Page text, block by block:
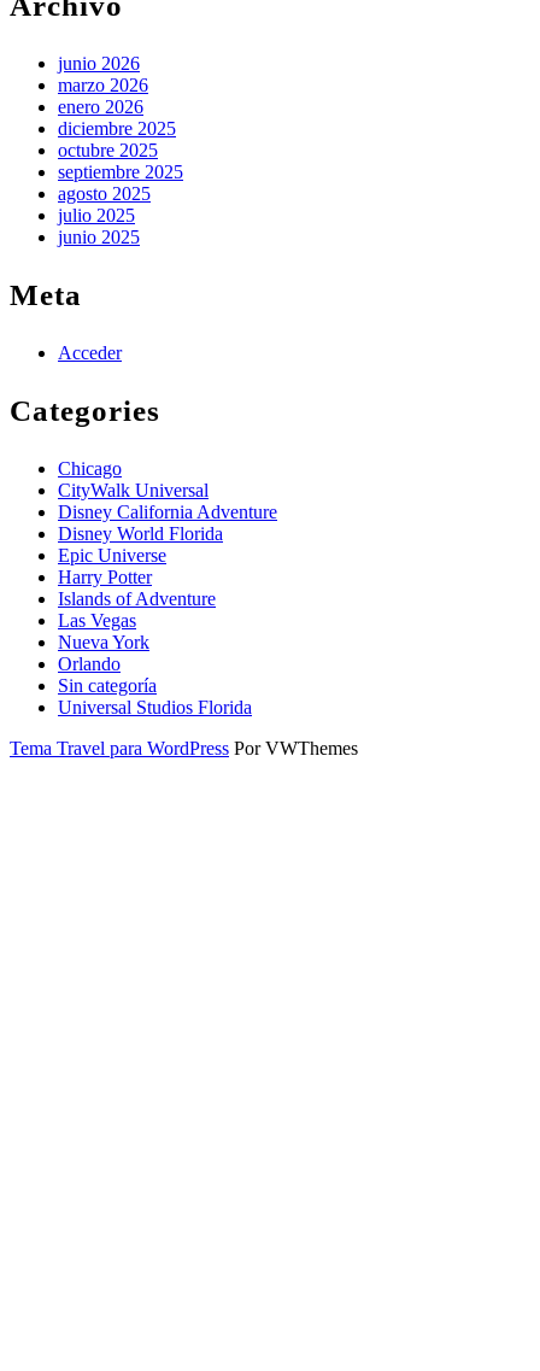
junio 2026
marzo 2026
enero 2026
diciembre 2025
octubre 2025
septiembre 2025
agosto 2025
julio 2025
junio 2025
Meta
Acceder
Categories
Chicago
CityWalk Universal
Disney California Adventure
Disney World Florida
Epic Universe
Harry Potter
Islands of Adventure
Las Vegas
Nueva York
Orlando
Sin categoría
Universal Studios Florida
Tema Travel para WordPress Por VWThemes